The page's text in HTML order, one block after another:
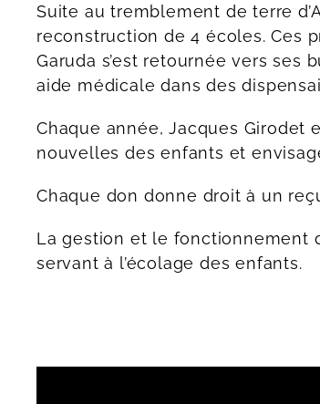
Suite au tremblement de terre
reconstruction de 4 écoles. Ces
Garuda s’est retournée vers
aide médicale dans des
Chaque année, Jacques Girodet
nouvelles des enfants et
Chaque don donne droit à un
La gestion et le fonctionnement
servant à l’écolage des enfants.